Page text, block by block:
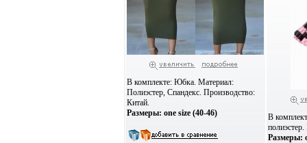
В комплекте: Юбка. Материал:
Полиэстер, Спандекс. Производство:
Китай.
Размеры: one size (40-46)
В
Размеры: